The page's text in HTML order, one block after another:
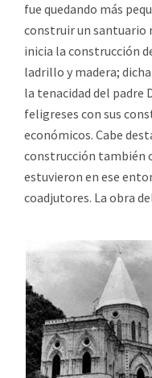
fue quedando más
construir un santuario
inicia la construcción
ladrillo y madera;
la tenacidad del padre
feligreses con sus
económicos. Cabe
construcción también
estuvieron en ese
coadjutores. La obra